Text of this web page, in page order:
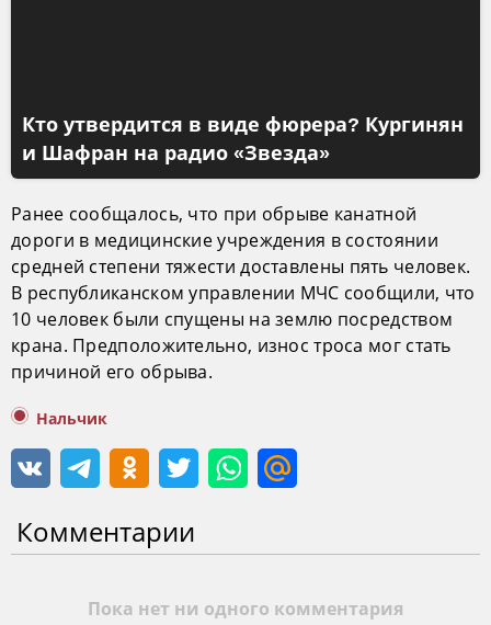
Кто утвердится в виде фюрера? Кургинян
и Шафран на радио «Звезда»
Ранее сообщалось, что при обрыве канатной
дороги в медицинские учреждения в состоянии
средней степени тяжести доставлены пять человек.
В республиканском управлении МЧС сообщили, что
10 человек были спущены на землю посредством
крана. Предположительно, износ троса мог стать
причиной его обрыва.
Нальчик
Комментарии
Пока нет ни одного комментария